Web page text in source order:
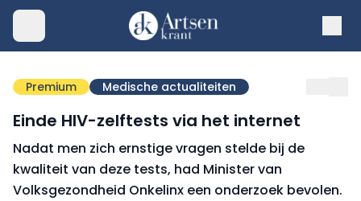
Premium Medische actualiteiten
Einde HIV-zelftests via het internet
Nadat men zich ernstige vragen stelde bij de
kwaliteit van deze tests, had Minister van
Volksgezondheid Onkelinx een onderzoek bevolen.